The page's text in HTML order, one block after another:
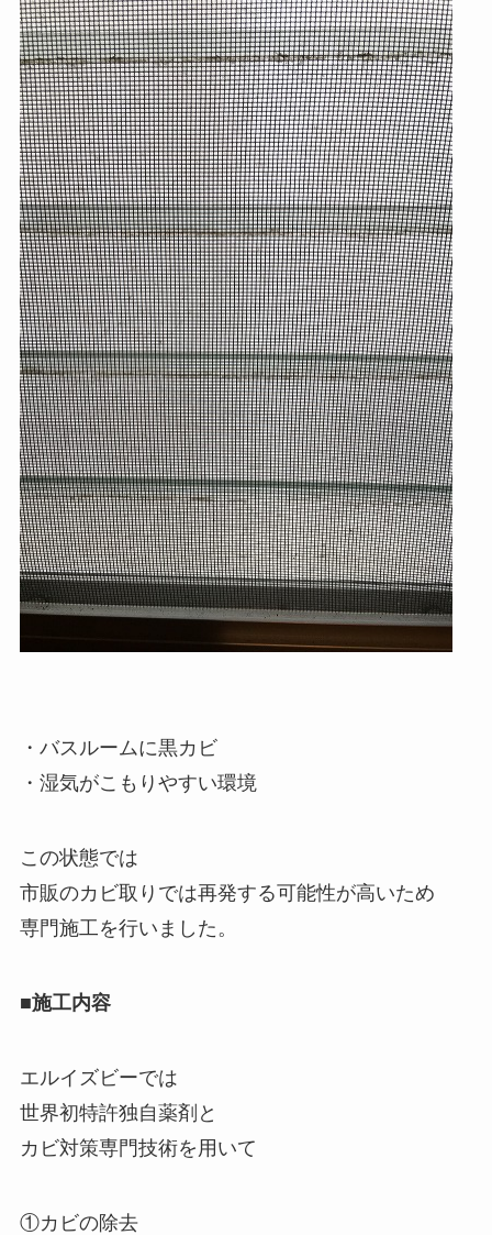
・バスルームに黒カビ
・湿気がこもりやすい環境
この状態では
市販のカビ取りでは再発する可能性が高いため
専門施工を行いました。
■施工内容
エルイズビーでは
世界初特許独自薬剤と
カビ対策専門技術を用いて
①カビの除去